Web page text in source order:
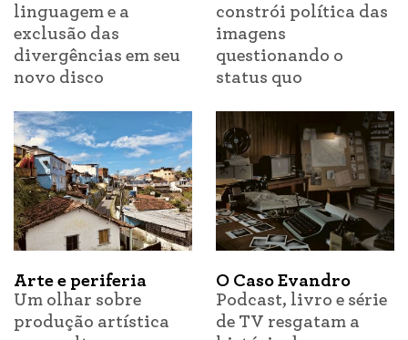
linguagem e a
exclusão das
divergências em seu
novo disco
constrói política das
imagens
questionando o
status quo
Arte e periferia
Um olhar sobre
produção artística
O Caso Evandro
Podcast, livro e série
de TV resgatam a